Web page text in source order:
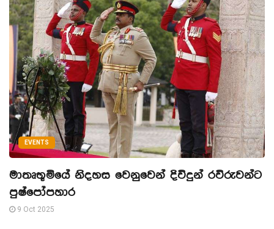
EVENTS
මාතෘභූමියේ නිදහස වෙනුවෙන් දිවිදුන් රවිරුවන්ට
පුෂ්පෝපහාර
9 Oct 2025